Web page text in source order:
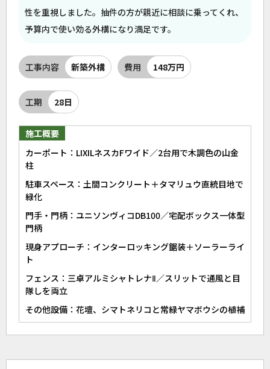
性を重視しました。抽件の方が親近に相談に乗ってくれ、
予算内で使い効る外構になり満足です。
工事内容 新築外構 費用 148万円
工期 28日
施工概要
カーポート：LIXILネスカFワイド／2台用で木調色の山金
柱
駐車スペース：土間コンクリート＋タマリュウ直統目地で
緑化
門手・門柄：ユニソンヴィコDB100／宅配ボックス一体型
門柄
現身アプローチ：インターロッキング鋸装＋ソーラーライ
ト
フェンス：三卓アルミシャトレナⅡ／スリットで通風と目
隊しを両立
その他設備：花壇、シマトネリコと常緑ヤマボウシの植補